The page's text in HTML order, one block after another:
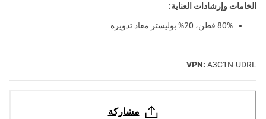
الخامات وإرشادات العناية:
80% قطن، 20% بوليستر معاد تدويره
VPN: A3C1N-UDRL
مشاركة